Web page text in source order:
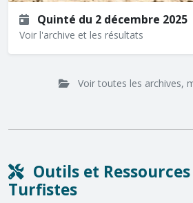
Quinté du 2 décembre 2025
Voir l'archive et les résultats
Voir toutes les archives,
Outils et
Turfistes